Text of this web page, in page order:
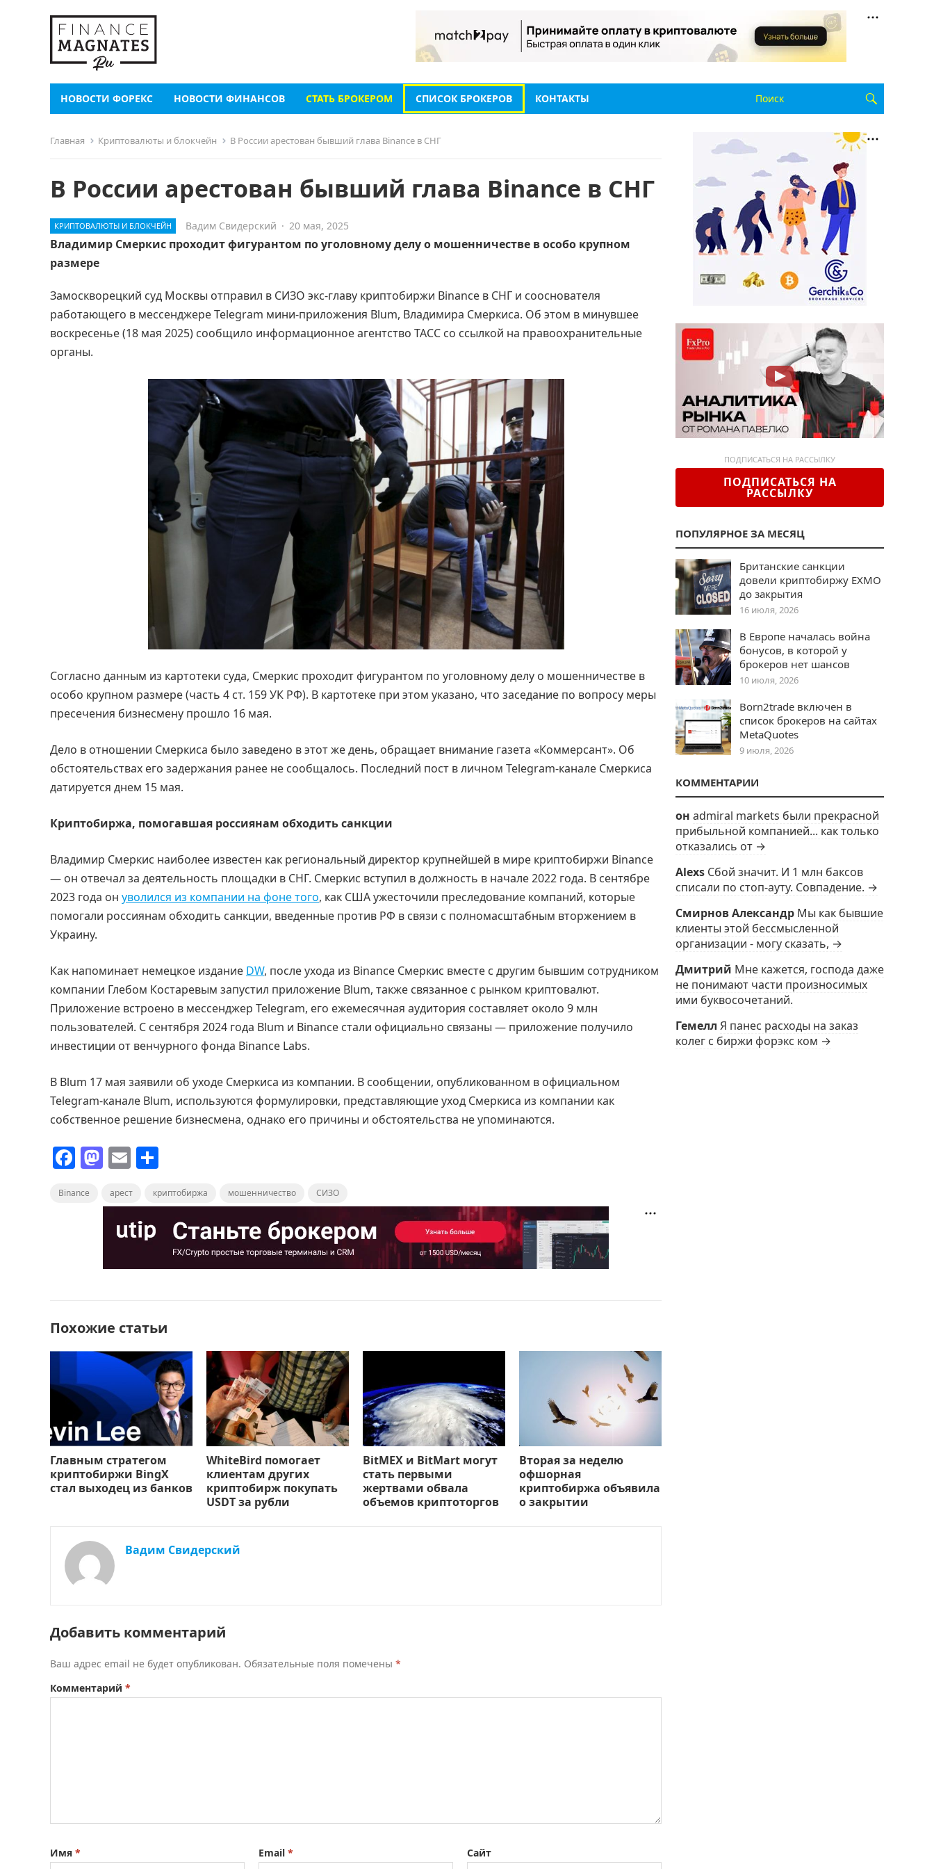
НОВОСТИ ФОРЕКС НОВОСТИ ФИНАНСОВ СТАТЬ БРОКЕРОМ СПИСОК БРОКЕРОВ КОНТАКТЫ
Главная Криптовалюты и блокчейн В России арестован бывший глава Binance в СНГ
В России арестован бывший глава Binance в СНГ
КРИПТОВАЛЮТЫ И БЛОКЧЕЙН Вадим Свидерский · 20 мая, 2025
Владимир Смеркис проходит фигурантом по уголовному делу о мошенничестве в особо крупном
размере
Замоскворецкий суд Москвы отправил в СИЗО экс-главу криптобиржи Binance в СНГ и сооснователя
работающего в мессенджере Telegram мини-приложения Blum, Владимира Смеркиса. Об этом в минувшее
воскресенье (18 мая 2025) сообщило информационное агентство ТАСС со ссылкой на правоохранительные
органы.
Согласно данным из картотеки суда, Смеркис проходит фигурантом по уголовному делу о мошенничестве в
особо крупном размере (часть 4 ст. 159 УК РФ). В картотеке при этом указано, что заседание по вопросу меры
пресечения бизнесмену прошло 16 мая.
Дело в отношении Смеркиса было заведено в этот же день, обращает внимание газета «Коммерсант». Об
обстоятельствах его задержания ранее не сообщалось. Последний пост в личном Telegram-канале Смеркиса
датируется днем 15 мая.
Криптобиржа, помогавшая россиянам обходить санкции
Владимир Смеркис наиболее известен как региональный директор крупнейшей в мире криптобиржи Binance
— он отвечал за деятельность площадки в СНГ. Смеркис вступил в должность в начале 2022 года. В сентябре
2023 года он уволился из компании на фоне того, как США ужесточили преследование компаний, которые
помогали россиянам обходить санкции, введенные против РФ в связи с полномасштабным вторжением в
Украину.
Как напоминает немецкое издание DW, после ухода из Binance Смеркис вместе с другим бывшим сотрудником
компании Глебом Костаревым запустил приложение Blum, также связанное с рынком криптовалют.
Приложение встроено в мессенджер Telegram, его ежемесячная аудитория составляет около 9 млн
пользователей. С сентября 2024 года Blum и Binance стали официально связаны — приложение получило
инвестиции от венчурного фонда Binance Labs.
В Blum 17 мая заявили об уходе Смеркиса из компании. В сообщении, опубликованном в официальном
Telegram-канале Blum, используются формулировки, представляющие уход Смеркиса из компании как
собственное решение бизнесмена, однако его причины и обстоятельства не упоминаются.
F
c
M
st
o
E
ai
l
п
в
ь
Binance арест криптобиржа мошенничество СИЗО
Похожие статьи
Главным стратегом
криптобиржи BingX
стал выходец из банков
WhiteBird помогает
клиентам других
криптобирж покупать
USDT за рубли
BitMEX и BitMart могут
стать первыми
жертвами обвала
объемов криптоторгов
Вторая за неделю
офшорная
криптобиржа объявила
о закрытии
Вадим Свидерский
Добавить комментарий
Ваш адрес email не будет опубликован. Обязательные поля помечены *
Комментарий *
Имя * Email * Сайт
ПОДПИСАТЬСЯ НА РАССЫЛКУ
ПОДПИСАТЬСЯ НА
РАССЫЛКУ
ПОПУЛЯРНОЕ ЗА МЕСЯЦ
Британские санкции
довели криптобиржу EXMO
до закрытия
16 июля, 2026
В Европе началась война
бонусов, в которой у
брокеров нет шансов
10 июля, 2026
Born2trade включен в
список брокеров на сайтах
MetaQuotes
9 июля, 2026
КОММЕНТАРИИ
он admiral markets были прекрасной
прибыльной компанией... как только
отказались от →
Alexs Сбой значит. И 1 млн баксов
списали по стоп-ауту. Совпадение. →
Смирнов Александр Мы как бывшие
клиенты этой бессмысленной
организации - могу сказать, →
Дмитрий Мне кажется, господа даже
не понимают части произносимых
ими буквосочетаний.
Гемелл Я панес расходы на заказ
колег с биржи форэкс ком →